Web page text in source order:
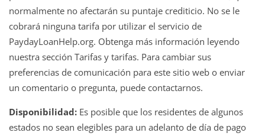
normalmente no afectarán su puntaje crediticio. No se le
cobrará ninguna tarifa por utilizar el servicio de
PaydayLoanHelp.org. Obtenga más información leyendo
nuestra sección Tarifas y tarifas. Para cambiar sus
preferencias de comunicación para este sitio web o enviar
un comentario o pregunta, puede contactarnos.
Disponibilidad: Es posible que los residentes de algunos
estados no sean elegibles para un adelanto de día de pago